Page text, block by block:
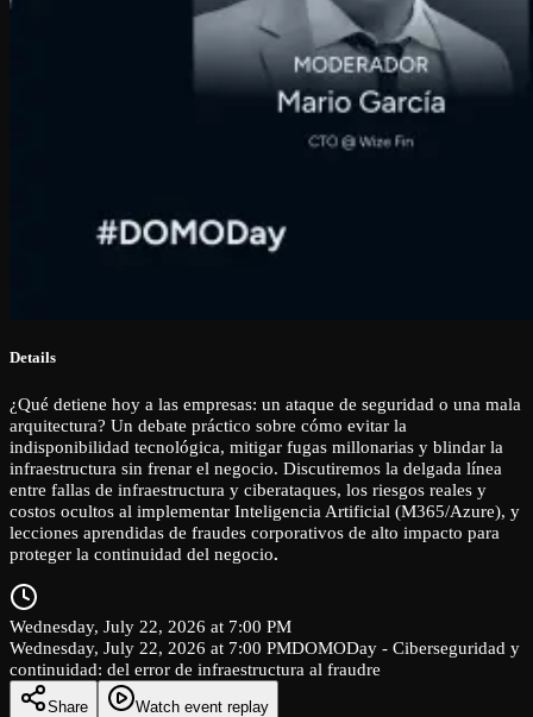
Details
¿Qué detiene hoy a las empresas: un ataque de seguridad o una mala
arquitectura? Un debate práctico sobre cómo evitar la
indisponibilidad tecnológica, mitigar fugas millonarias y blindar la
infraestructura sin frenar el negocio. Discutiremos la delgada línea
entre fallas de infraestructura y ciberataques, los riesgos reales y
costos ocultos al implementar Inteligencia Artificial (M365/Azure), y
lecciones aprendidas de fraudes corporativos de alto impacto para
proteger la continuidad del negocio.
Wednesday, July 22, 2026 at 7:00 PM
Wednesday, July 22, 2026 at 7:00 PMDOMODay - Ciberseguridad y
continuidad: del error de infraestructura al fraudre
Share Watch event replay